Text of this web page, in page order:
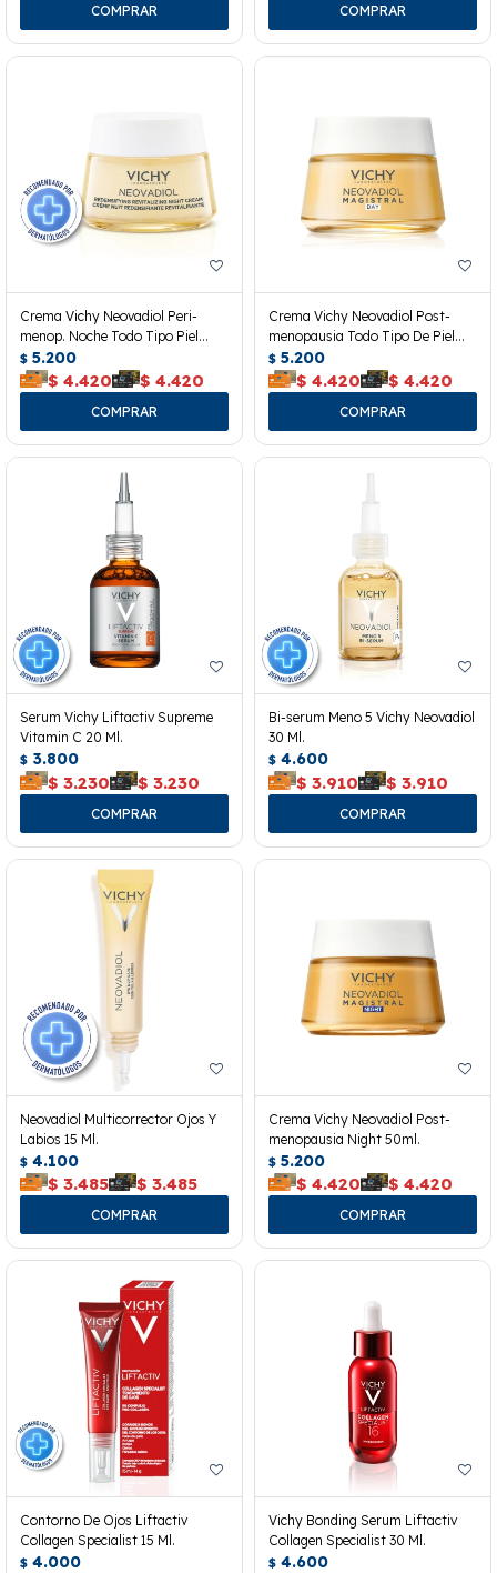
Crema Vichy Neovadiol Peri-
menop. Noche Todo Tipo Piel
50ml
$ 5.200
$ 4.420 $ 4.420
Crema Vichy Neovadiol Post-
menopausia Todo Tipo De Piel
50ml
$ 5.200
$ 4.420 $ 4.420
Serum Vichy Liftactiv Supreme
Vitamin C 20 Ml.
$ 3.800
$ 3.230 $ 3.230
Bi-serum Meno 5 Vichy Neovadiol
30 Ml.
$ 4.600
$ 3.910 $ 3.910
Neovadiol Multicorrector Ojos Y
Labios 15 Ml.
$ 4.100
$ 3.485 $ 3.485
Crema Vichy Neovadiol Post-
menopausia Night 50ml.
$ 5.200
$ 4.420 $ 4.420
Contorno De Ojos Liftactiv
Collagen Specialist 15 Ml.
$ 4.000
Vichy Bonding Serum Liftactiv
Collagen Specialist 30 Ml.
$ 4.600